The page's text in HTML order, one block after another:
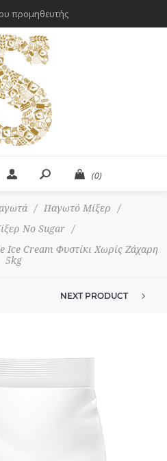
προμηθευτής
(0)
/ Παγωτό Μίξερ
/
No Sugar
/
Cream Φυστίκι Χωρίς Ζάχαρη
5kg
NEXT PRODUCT